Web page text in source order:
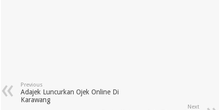
Previous
Adajek Luncurkan Ojek Online Di
Karawang
Next